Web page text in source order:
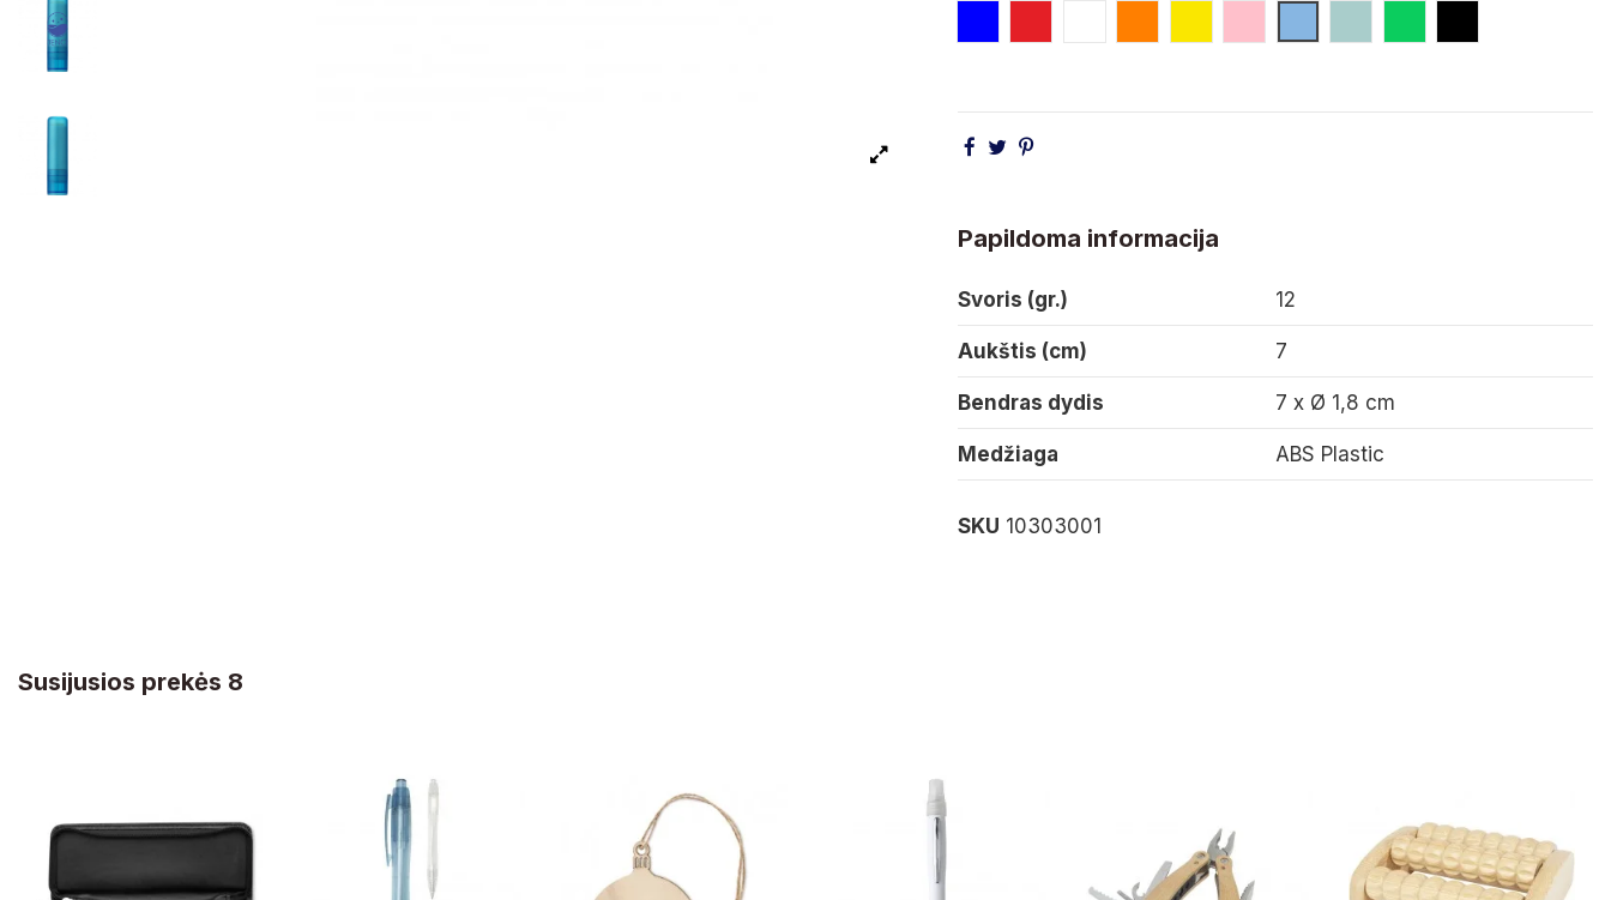
Papildoma informacija
Svoris (gr.) 12
Aukštis (cm) 7
Bendras dydis 7 x Ø 1,8 cm
Medžiaga ABS Plastic
SKU 10303001
Susijusios prekės 8